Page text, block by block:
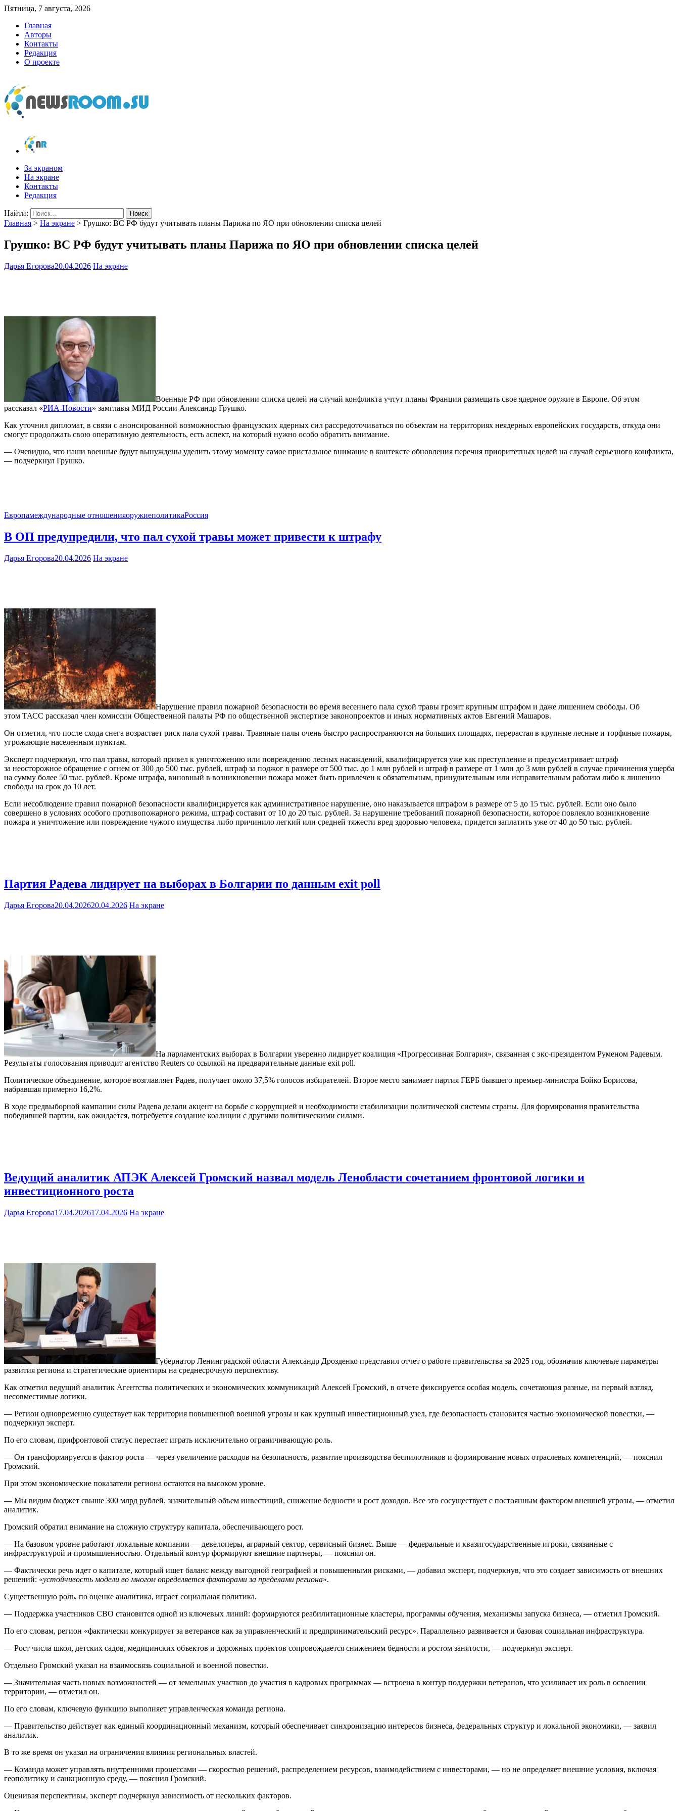
Пятница, 7 августа, 2026
Главная
Авторы
Контакты
Редакция
О проекте
newsroom.su
Новости о новостях
За экраном
На экране
Контакты
Редакция
Найти:
Главная > На экране > Грушко: ВС РФ будут учитывать планы Парижа по ЯО при обновлении списка целей
Грушко: ВС РФ будут учитывать планы Парижа по ЯО при обновлении списка целей
Дарья Егорова20.04.2026 На экране
Военные РФ при обновлении списка целей на случай конфликта учтут планы Франции размещать свое ядерное оружие в Европе. Об этом
рассказал «РИА-Новости» замглавы МИД России Александр Грушко.
Как уточнил дипломат, в связи с анонсированной возможностью французских ядерных сил рассредоточиваться по объектам на территориях неядерных европейских государств, откуда они
смогут продолжать свою оперативную деятельность, есть аспект, на который нужно особо обратить внимание.
— Очевидно, что наши военные будут вынуждены уделить этому моменту самое пристальное внимание в контексте обновления перечня приоритетных целей на случай серьезного конфликта,
— подчеркнул Грушко.
Европамеждународные отношенияоружиеполитикаРоссия
В ОП предупредили, что пал сухой травы может привести к штрафу
Дарья Егорова20.04.2026 На экране
Нарушение правил пожарной безопасности во время весеннего пала сухой травы грозит крупным штрафом и даже лишением свободы. Об
этом ТАСС рассказал член комиссии Общественной палаты РФ по общественной экспертизе законопроектов и иных нормативных актов Евгений Машаров.
Он отметил, что после схода снега возрастает риск пала сухой травы. Травяные палы очень быстро распространяются на больших площадях, перерастая в крупные лесные и торфяные пожары,
угрожающие населенным пунктам.
Эксперт подчеркнул, что пал травы, который привел к уничтожению или повреждению лесных насаждений, квалифицируется уже как преступление и предусматривает штраф
за неосторожное обращение с огнем от 300 до 500 тыс. рублей, штраф за поджог в размере от 500 тыс. до 1 млн рублей и штраф в размере от 1 млн до 3 млн рублей в случае причинения ущерба
на сумму более 50 тыс. рублей. Кроме штрафа, виновный в возникновении пожара может быть привлечен к обязательным, принудительным или исправительным работам либо к лишению
свободы на срок до 10 лет.
Если несоблюдение правил пожарной безопасности квалифицируется как административное нарушение, оно наказывается штрафом в размере от 5 до 15 тыс. рублей. Если оно было
совершено в условиях особого противопожарного режима, штраф составит от 10 до 20 тыс. рублей. За нарушение требований пожарной безопасности, которое повлекло возникновение
пожара и уничтожение или повреждение чужого имущества либо причинило легкий или средней тяжести вред здоровью человека, придется заплатить уже от 40 до 50 тыс. рублей.
Партия Радева лидирует на выборах в Болгарии по данным exit poll
Дарья Егорова20.04.202620.04.2026 На экране
На парламентских выборах в Болгарии уверенно лидирует коалиция «Прогрессивная Болгария», связанная с экс-президентом Руменом Радевым.
Результаты голосования приводит агентство Reuters со ссылкой на предварительные данные exit poll.
Политическое объединение, которое возглавляет Радев, получает около 37,5% голосов избирателей. Второе место занимает партия ГЕРБ бывшего премьер-министра Бойко Борисова,
набравшая примерно 16,2%.
В ходе предвыборной кампании силы Радева делали акцент на борьбе с коррупцией и необходимости стабилизации политической системы страны. Для формирования правительства
победившей партии, как ожидается, потребуется создание коалиции с другими политическими силами.
Ведущий аналитик АПЭК Алексей Громский назвал модель Ленобласти сочетанием фронтовой логики и
инвестиционного роста
Дарья Егорова17.04.202617.04.2026 На экране
Губернатор Ленинградской области Александр Дрозденко представил отчет о работе правительства за 2025 год, обозначив ключевые параметры
развития региона и стратегические ориентиры на среднесрочную перспективу.
Как отметил ведущий аналитик Агентства политических и экономических коммуникаций Алексей Громский, в отчете фиксируется особая модель, сочетающая разные, на первый взгляд,
несовместимые логики.
— Регион одновременно существует как территория повышенной военной угрозы и как крупный инвестиционный узел, где безопасность становится частью экономической повестки, —
подчеркнул эксперт.
По его словам, прифронтовой статус перестает играть исключительно ограничивающую роль.
— Он трансформируется в фактор роста — через увеличение расходов на безопасность, развитие производства беспилотников и формирование новых отраслевых компетенций, — пояснил
Громский.
При этом экономические показатели региона остаются на высоком уровне.
— Мы видим бюджет свыше 300 млрд рублей, значительный объем инвестиций, снижение бедности и рост доходов. Все это сосуществует с постоянным фактором внешней угрозы, — отметил
аналитик.
Громский обратил внимание на сложную структуру капитала, обеспечивающего рост.
— На базовом уровне работают локальные компании — девелоперы, аграрный сектор, сервисный бизнес. Выше — федеральные и квазигосударственные игроки, связанные с
инфраструктурой и промышленностью. Отдельный контур формируют внешние партнеры, — пояснил он.
— Фактически речь идет о капитале, который ищет баланс между выгодной географией и повышенными рисками, — добавил эксперт, подчеркнув, что это создает зависимость от внешних
решений: «устойчивость модели во многом определяется факторами за пределами региона».
Существенную роль, по оценке аналитика, играет социальная политика.
— Поддержка участников СВО становится одной из ключевых линий: формируются реабилитационные кластеры, программы обучения, механизмы запуска бизнеса, — отметил Громский.
По его словам, регион «фактически конкурирует за ветеранов как за управленческий и предпринимательский ресурс». Параллельно развивается и базовая социальная инфраструктура.
— Рост числа школ, детских садов, медицинских объектов и дорожных проектов сопровождается снижением бедности и ростом занятости, — подчеркнул эксперт.
Отдельно Громский указал на взаимосвязь социальной и военной повестки.
— Значительная часть новых возможностей — от земельных участков до участия в кадровых программах — встроена в контур поддержки ветеранов, что усиливает их роль в освоении
территории, — отметил он.
По его словам, ключевую функцию выполняет управленческая команда региона.
— Правительство действует как единый координационный механизм, который обеспечивает синхронизацию интересов бизнеса, федеральных структур и локальной экономики, — заявил
аналитик.
В то же время он указал на ограничения влияния региональных властей.
— Команда может управлять внутренними процессами — скоростью решений, распределением ресурсов, взаимодействием с инвесторами, — но не определяет внешние условия, включая
геополитику и санкционную среду, — пояснил Громский.
Оценивая перспективы, эксперт подчеркнул зависимость от нескольких факторов.